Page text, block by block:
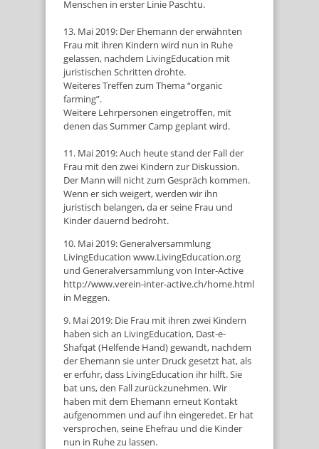
Menschen in erster Linie Paschtu.
13. Mai 2019: Der Ehemann der erwähnten
Frau mit ihren Kindern wird nun in Ruhe
gelassen, nachdem LivingEducation mit
juristischen Schritten drohte.
Weiteres Treffen zum Thema “organic
farming”.
Weitere Lehrpersonen eingetroffen, mit
denen das Summer Camp geplant wird.
11. Mai 2019: Auch heute stand der Fall der
Frau mit den zwei Kindern zur Diskussion.
Der Mann will nicht zum Gespräch kommen.
Wenn er sich weigert, werden wir ihn
juristisch belangen, da er seine Frau und
Kinder dauernd bedroht.
10. Mai 2019: Generalversammlung
LivingEducation www.LivingEducation.org
und Generalversammlung von Inter-Active
http://www.verein-inter-active.ch/home.html
in Meggen.
9. Mai 2019: Die Frau mit ihren zwei Kindern
haben sich an LivingEducation, Dast-e-
Shafqat (Helfende Hand) gewandt, nachdem
der Ehemann sie unter Druck gesetzt hat, als
er erfuhr, dass LivingEducation ihr hilft. Sie
bat uns, den Fall zurückzunehmen. Wir
haben mit dem Ehemann erneut Kontakt
aufgenommen und auf ihn eingeredet. Er hat
versprochen, seine Ehefrau und die Kinder
nun in Ruhe zu lassen.